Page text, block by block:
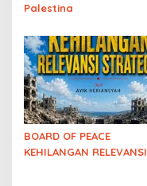
Palestina
BOARD OF PEACE
KEHILANGAN RELEVANSI